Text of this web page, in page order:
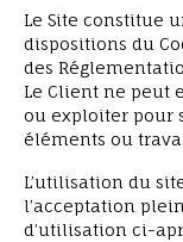
Le Site constitue
dispositions du
des
Le Client ne peut
ou exploiter pour
éléments ou
L’utilisation du
l’acceptation
d’utilisation ci-